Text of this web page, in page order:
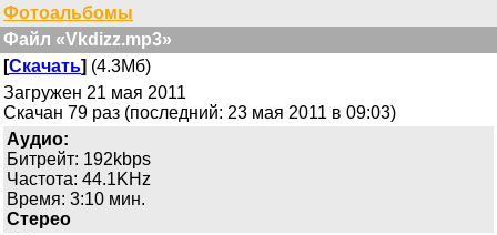
Фотоальбомы
Файл «Vkdizz.mp3»
[Скачать] (4.3Мб)
Загружен 21 мая 2011
Скачан 79 раз (последний: 23 мая 2011 в 09:03)
Аудио:
Битрейт: 192kbps
Частота: 44.1KHz
Время: 3:10 мин.
Стерео